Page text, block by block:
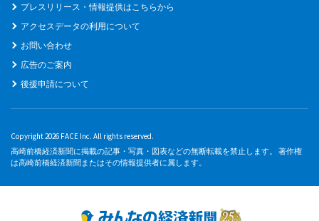
プレスリリース・情報提供はこちらから
アクセスデータの利用について
お問い合わせ
広告のご案内
後援申請について
Copyright 2026 FACE Inc. All rights reserved.
高崎前橋経済新聞に掲載の記事・写真・図表などの無断転載を禁止します。 著作権
は高崎前橋経済新聞またはその情報提供者に属します。